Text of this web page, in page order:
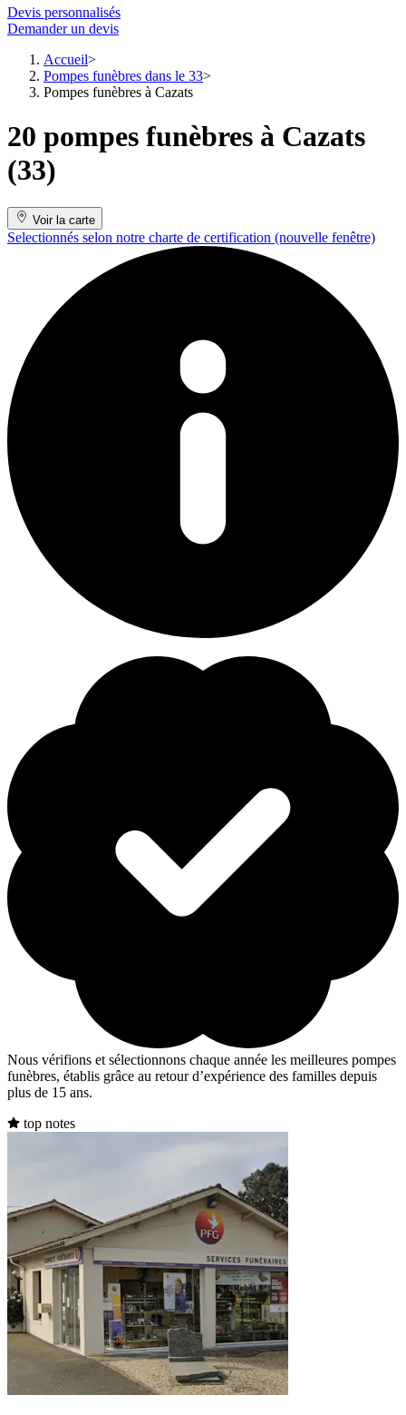
Devis personnalisés
Demander un devis
Accueil
Pompes funèbres dans le 33
Pompes funèbres à Cazats
20 pompes funèbres à Cazats
(33)
Voir la carte
Selectionnés selon notre charte de certification (nouvelle fenêtre)
Nous vérifions et sélectionnons chaque année les meilleures pompes
funèbres, établis grâce au retour d’expérience des familles depuis
plus de 15 ans.
top notes